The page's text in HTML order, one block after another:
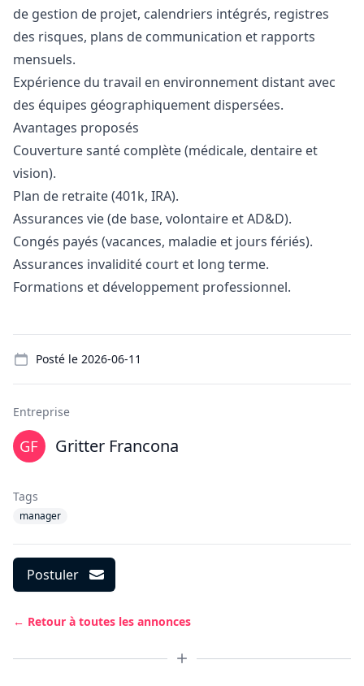
de gestion de projet, calendriers intégrés, registres
des risques, plans de communication et rapports
mensuels.
Expérience du travail en environnement distant avec
des équipes géographiquement dispersées.
Avantages proposés
Couverture santé complète (médicale, dentaire et
vision).
Plan de retraite (401k, IRA).
Assurances vie (de base, volontaire et AD&D).
Congés payés (vacances, maladie et jours fériés).
Assurances invalidité court et long terme.
Formations et développement professionnel.
Posté le 2026-06-11
Entreprise
Gritter Francona
Tags
manager
Postuler
← Retour à toutes les annonces